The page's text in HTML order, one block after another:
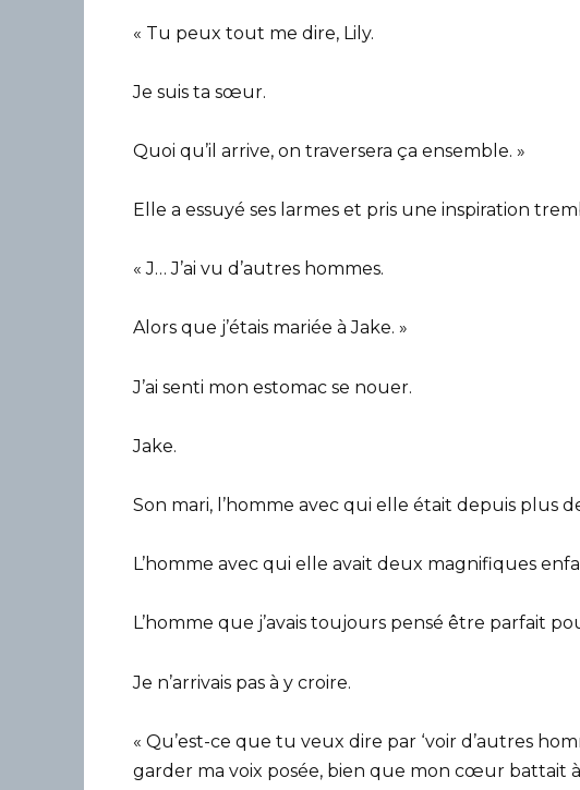
« Tu peux tout me dire, Lily.
Je suis ta sœur.
Quoi qu’il arrive, on traversera ça ensemble. »
Elle a essuyé ses larmes et pris une inspiration
« J… J’ai vu d’autres hommes.
Alors que j’étais mariée à Jake. »
J’ai senti mon estomac se nouer.
Jake.
Son mari, l’homme avec qui elle était depuis plus
L’homme avec qui elle avait deux magnifiques
L’homme que j’avais toujours pensé être parfait
Je n’arrivais pas à y croire.
« Qu’est-ce que tu veux dire par ‘voir d’autres
garder ma voix posée, bien que mon cœur battait